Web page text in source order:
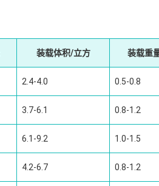
装载体积/立方 装载重
2.4-4.0 0.5-0.8
3.7-6.1 0.8-1.2
6.1-9.2 1.0-1.5
4.2-6.7 0.8-1.2